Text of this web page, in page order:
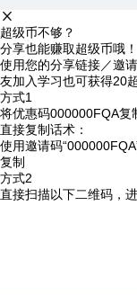
超级币不够？
分享也能赚取超级币哦！
使用您的分享链接／邀
友加入学习也可获得20
方式1
将优惠码000000FQA复
直接复制话术：
使用邀请码
复制
方式2
直接扫描以下二维码，